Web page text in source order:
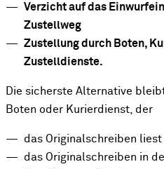
Verzicht auf das
Zustellweg
Zustellung durch Boten,
Zustelldienste.
Die sicherste Alternative
Boten oder Kurierdienst, der
das Originalschreiben
das Originalschreiben in